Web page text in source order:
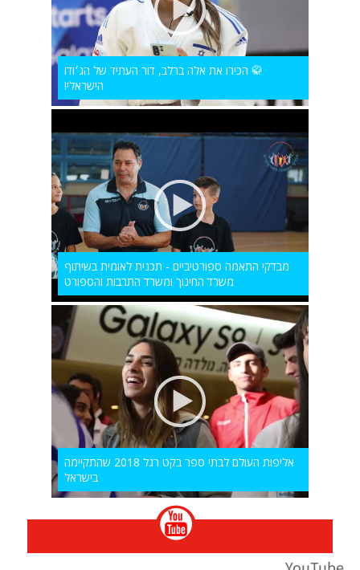
🥋 הכירו את אלה ברלב, דור העתיד של הג׳ודו
הישראלי!
מבדקי התאמה ספורטיביים - תכנית לאומית בשיתוף
משרד החינוך ומשרד התרבות והספורט
אליפות העולם לבתי ספר בקט רגל 2018 שהתקיימה
בישראל